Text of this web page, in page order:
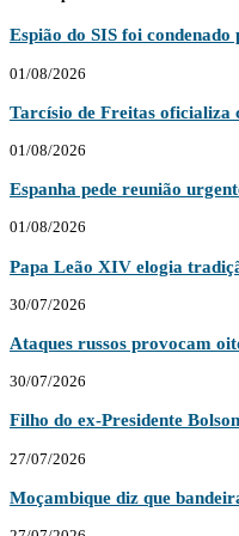
Espião do SIS foi condenado
01/08/2026
Tarcísio de Freitas oficializa
01/08/2026
Espanha pede reunião
01/08/2026
Papa Leão XIV elogia
30/07/2026
Ataques russos provocam
30/07/2026
Filho do ex-Presidente
27/07/2026
Moçambique diz que